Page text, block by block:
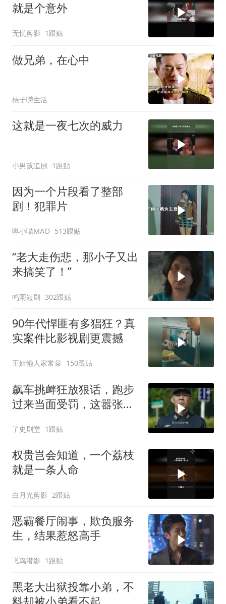
就是个意外
无忧剪影 1跟贴
做兄弟，在心中
桔子唠生活
这就是一夜七次的威力
小男孩追剧 1跟贴
因为一个片段看了整部
剧！犯罪片
咝小喵MAO 513跟贴
“老大走伤悲，那小子又出
来搞笑了！”
鸣雨短剧 302跟贴
90年代悍匪有多猖狂？真
实案件比影视剧更震撼
王姐懒人家常菜 150跟贴
飙车挑衅狂放狠话，跑步
过来当面受罚，这嚣张气
了史剧堂 1跟贴
权贵岂会知道，一个荔枝
就是一条人命
白月光剪影 2跟贴
恶霸餐厅闹事，欺负服务
生，结果惹怒高手
飞鸟潜影 1跟贴
黑老大出狱投靠小弟，不